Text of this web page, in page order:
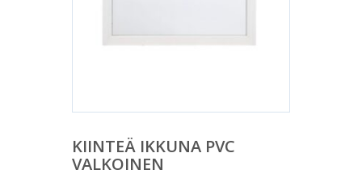
KIINTEÄ IKKUNA PVC
VALKOINEN